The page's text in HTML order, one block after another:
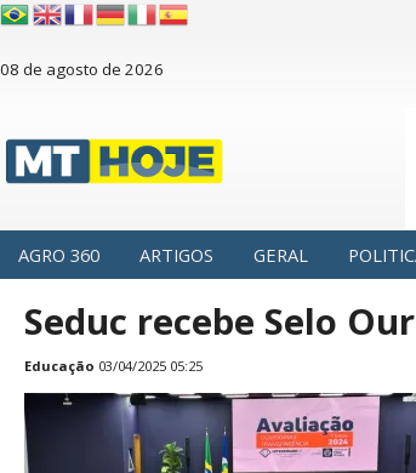
08 de agosto de 2026
AGRO 360 ARTIGOS GERAL
Seduc recebe Selo
Educação 03/04/2025 05:25